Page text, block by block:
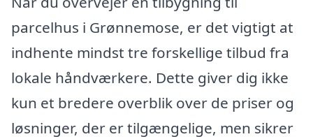
parcelhus i Grønnemose, er det vigtigt at
indhente mindst tre forskellige tilbud fra
lokale håndværkere. Dette giver dig ikke
kun et bredere overblik over de priser og
løsninger, der er tilgængelige, men sikrer